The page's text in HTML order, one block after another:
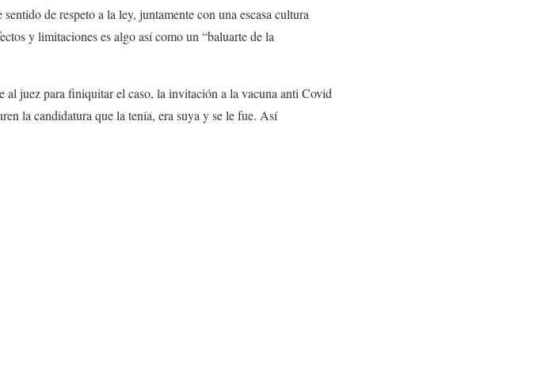
de respeto a la ley, juntamente con una escasa cultura
y limitaciones es algo así como un “baluarte de la
al juez para finiquitar el caso, la invitación a la vacuna anti Covid
la candidatura que la tenía, era suya y se le fue. Así